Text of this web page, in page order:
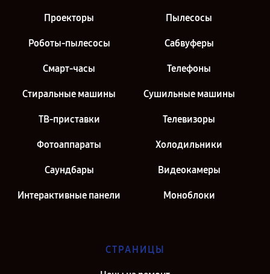
Проекторы Пылесосы
Роботы-пылесосы Сабвуферы
Смарт-часы Телефоны
Стиральные машины Сушильные машины
ТВ-приставки Телевизоры
Фотоаппараты Холодильники
Саундбары Видеокамеры
Интерактивные панели Моноблоки
СТРАНИЦЫ